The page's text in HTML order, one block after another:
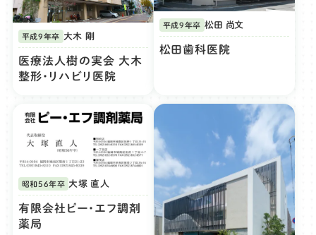
平成9年卒 大木 剛
医療法人樹の実会 大木
整形・リハビリ医院
平成9年卒 松田 尚文
松田歯科医院
昭和56年卒 大塚 直人
有限会社ピー・エフ調剤
薬局